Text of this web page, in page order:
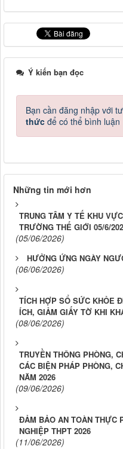
Ý kiến bạn đọc
Bạn cần đăng nhập với
thức để có thể bình luận
Những tin mới hơn
TRUNG TÂM Y TẾ KHU
TRƯỜNG THẾ GIỚI 05/6/
(05/06/2026)
HƯỞNG ỨNG NGÀY
(06/06/2026)
TÍCH HỢP SỔ SỨC KHỎE
ÍCH, GIẢM GIẤY TỜ KHI
(08/06/2026)
TRUYỀN THÔNG PHÒNG,
CÁC BIỆN PHÁP PHÒNG,
NĂM 2026
(09/06/2026)
ĐẢM BẢO AN TOÀN THỰC
NGHIỆP THPT 2026
(11/06/2026)